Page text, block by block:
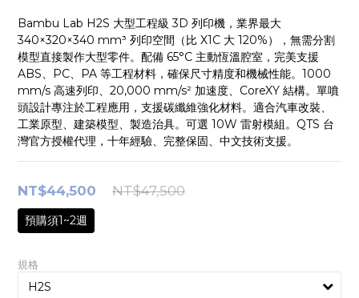
Bambu Lab H2S 大型工程級 3D 列印機，業界最大
340×320×340 mm³ 列印空間（比 X1C 大 120%），無需分割
模型直接製作大型零件。配備 65°C 主動恆溫腔室，完美支援
ABS、PC、PA 等工程材料，確保尺寸精度和機械性能。1000
mm/s 高速列印、20,000 mm/s² 加速度、CoreXY 結構。單噴
頭設計專注於工程應用，支援碳纖維強化材料。適合汽車改裝、
工業原型、建築模型、製造治具。可選 10W 雷射模組。QTS 台
灣官方授權代理，十年經驗、完整保固、中文技術支援。
NT$47,500
NT$44,500
預購須1~2週
規格